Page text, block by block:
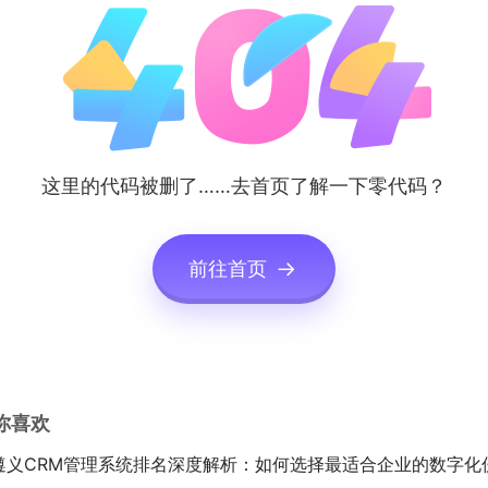
这里的代码被删了……去首页了解一下零代码？
前往首页
喜欢
义CRM管理系统排名深度解析：如何选择最适合企业的数字化